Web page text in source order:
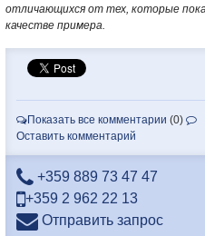
отличающихся от тех, которые
качестве примера.
Показать все комментарии (0)
Оставить комментарий
+359 889 73 47 47
+359 2 962 22 13
Отправить запрос